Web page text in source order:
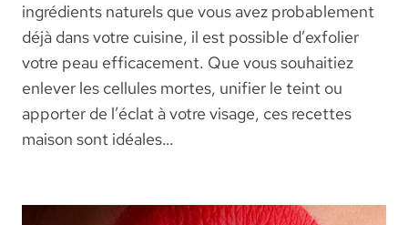
ingrédients naturels que vous avez probablement
déjà dans votre cuisine, il est possible d’exfolier
votre peau efficacement. Que vous souhaitiez
enlever les cellules mortes, unifier le teint ou
apporter de l’éclat à votre visage, ces recettes
maison sont idéales…